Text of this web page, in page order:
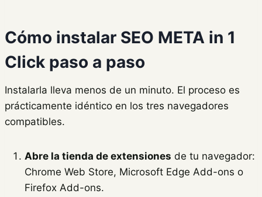
Cómo instalar SEO META in 1
Click paso a paso
Instalarla lleva menos de un minuto. El proceso es
prácticamente idéntico en los tres navegadores
compatibles.
Abre la tienda de extensiones de tu navegador:
Chrome Web Store, Microsoft Edge Add-ons o
Firefox Add-ons.